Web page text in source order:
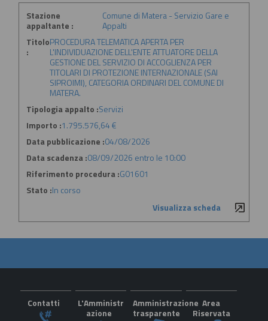
Stazione
appaltante :
Comune di Matera - Servizio Gare e
Appalti
Titolo
:
PROCEDURA TELEMATICA APERTA PER
L'INDIVIDUAZIONE DELL'ENTE ATTUATORE DELLA
GESTIONE DEL SERVIZIO DI ACCOGLIENZA PER
TITOLARI DI PROTEZIONE INTERNAZIONALE (SAI
SIPROIMI), CATEGORIA ORDINARI DEL COMUNE DI
MATERA.
Tipologia appalto :Servizi
Importo :1.795.576,64 €
Data pubblicazione :04/08/2026
Data scadenza :08/09/2026 entro le 10:00
Riferimento procedura :G01601
Stato :In corso
Visualizza scheda
Contatti
L'Amministr
azione
Amministrazione
trasparente
Area
Riservata